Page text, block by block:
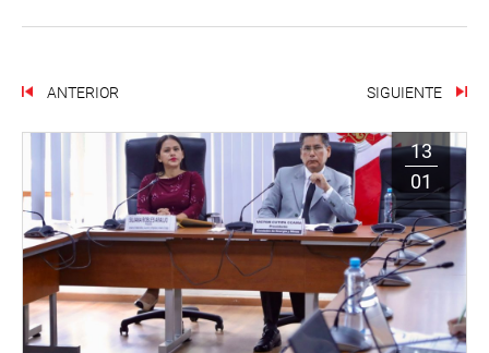
ANTERIOR SIGUIENTE
13
01